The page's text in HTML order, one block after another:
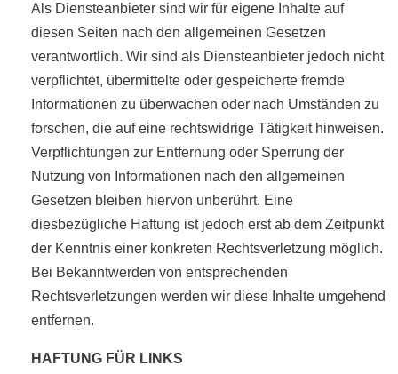
Als Diensteanbieter sind wir für eigene Inhalte auf
diesen Seiten nach den allgemeinen Gesetzen
verantwortlich. Wir sind als Diensteanbieter jedoch nicht
verpflichtet, übermittelte oder gespeicherte fremde
Informationen zu überwachen oder nach Umständen zu
forschen, die auf eine rechtswidrige Tätigkeit hinweisen.
Verpflichtungen zur Entfernung oder Sperrung der
Nutzung von Informationen nach den allgemeinen
Gesetzen bleiben hiervon unberührt. Eine
diesbezügliche Haftung ist jedoch erst ab dem Zeitpunkt
der Kenntnis einer konkreten Rechtsverletzung möglich.
Bei Bekanntwerden von entsprechenden
Rechtsverletzungen werden wir diese Inhalte umgehend
entfernen.
HAFTUNG FÜR LINKS